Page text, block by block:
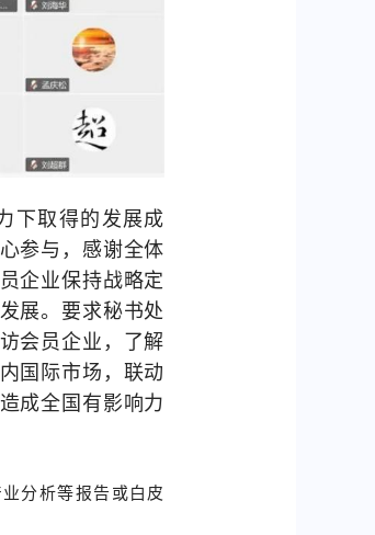
下取得的发展成
参与，感谢全体
企业保持战略定
展。要求秘书处
会员企业，了解
国际市场，联动
成全国有影响力
分析等报告或白皮